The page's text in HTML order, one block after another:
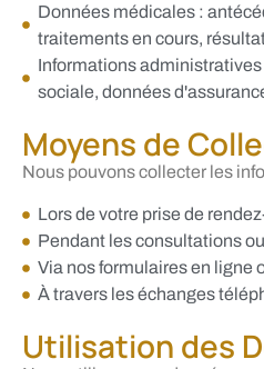
Données médicales :
traitements en cours,
Informations
sociale, données
Moyens de
Nous pouvons collecter les
Lors de votre prise de
Pendant les consultations
Via nos formulaires en ligne
À travers les échanges
Utilisation des